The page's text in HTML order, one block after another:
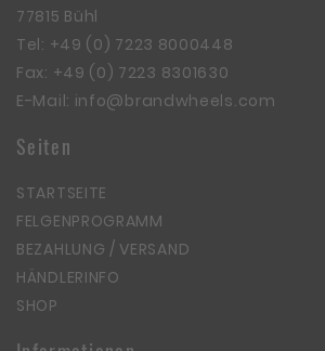
77815 Bühl
Tel: +49 (0) 7223 8000448
Fax: +49 (0) 7223 8301630
E-Mail: info@brandwheels.com
Seiten
STARTSEITE
FELGENPROGRAMM
BEZAHLUNG / VERSAND
HÄNDLERINFO
SHOP